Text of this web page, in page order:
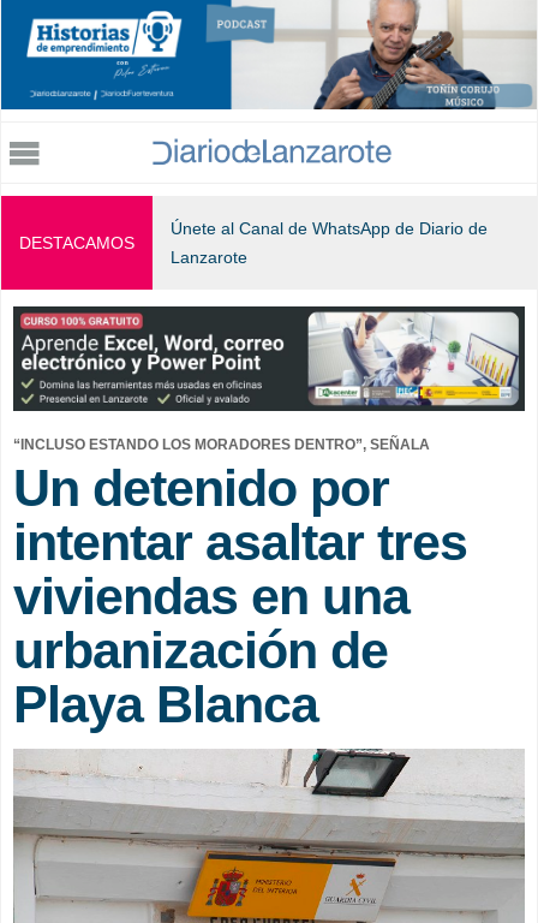
Jump to navigation
DESTACAMOS
Únete al Canal de WhatsApp de Diario de
Lanzarote
“INCLUSO ESTANDO LOS MORADORES DENTRO”, SEÑALA
Un detenido por
intentar asaltar tres
viviendas en una
urbanización de
Playa Blanca